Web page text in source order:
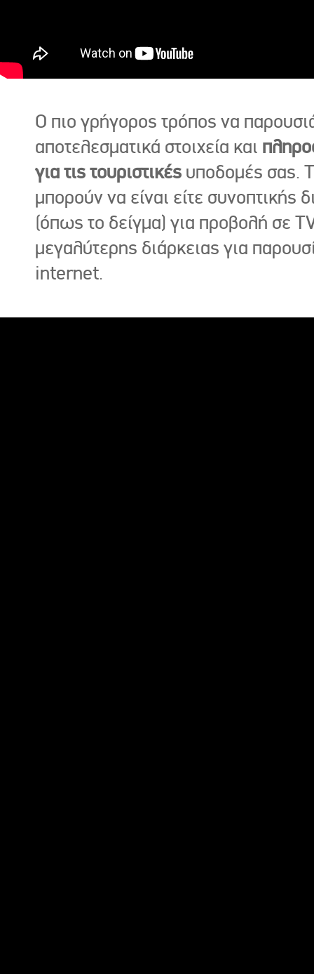
Ο πιο γρήγορος τρόπος να
αποτελεσματικά στοιχεία και
για τις τουριστικές υποδομές σας.
μπορούν να είναι είτε συνοπτικής
(όπως το δείγμα) για προβολή σε
μεγαλύτερης διάρκειας για
internet.